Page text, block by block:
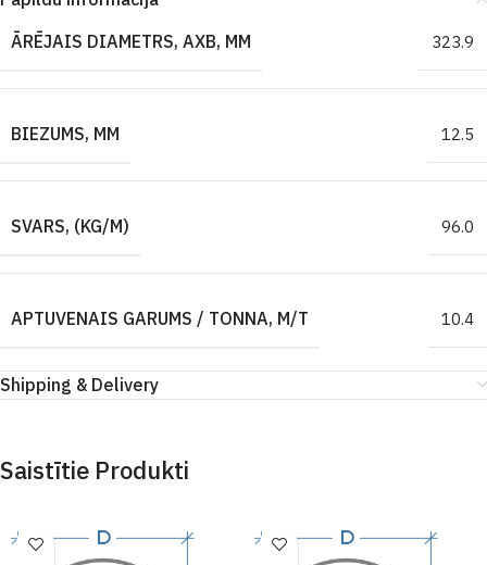
ĀRĒJAIS DIAMETRS, AXB, MM
323.9
BIEZUMS, MM 12.5
SVARS, (KG/M) 96.0
APTUVENAIS GARUMS / TONNA, M/T 10.4
Shipping & Delivery
Saistītie Produkti